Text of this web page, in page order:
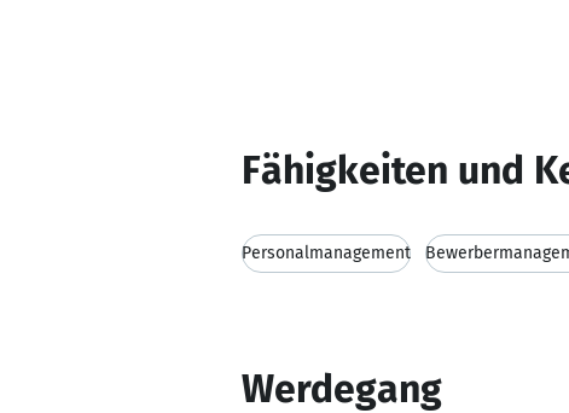
Fähigkeiten und
Personalmanagement
Werdegang